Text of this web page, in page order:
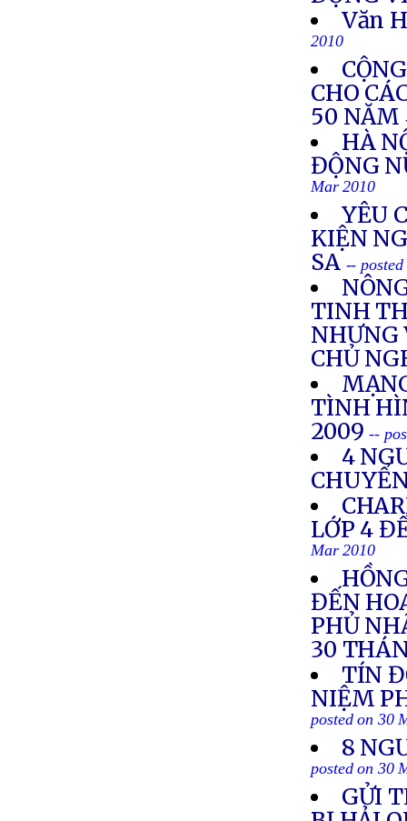
Văn
2010
CHO
50 NĂM
HÀ
ĐỘNG
Mar 2010
YÊU
KIỆN
SA --
TINH
NHƯNG
CHỦ
TÌNH
2009 --
4
LỚP 4
Mar 2010
ĐẾN
PHỦ
30
TÍN
NIỆM
posted on 30
8
posted on 30
GỬI